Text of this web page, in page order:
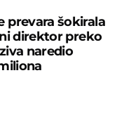
prevara šokirala
direktor preko
naredio